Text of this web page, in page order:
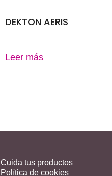
DEKTON AERIS
Leer más
Cuida tus productos
Política de cookies